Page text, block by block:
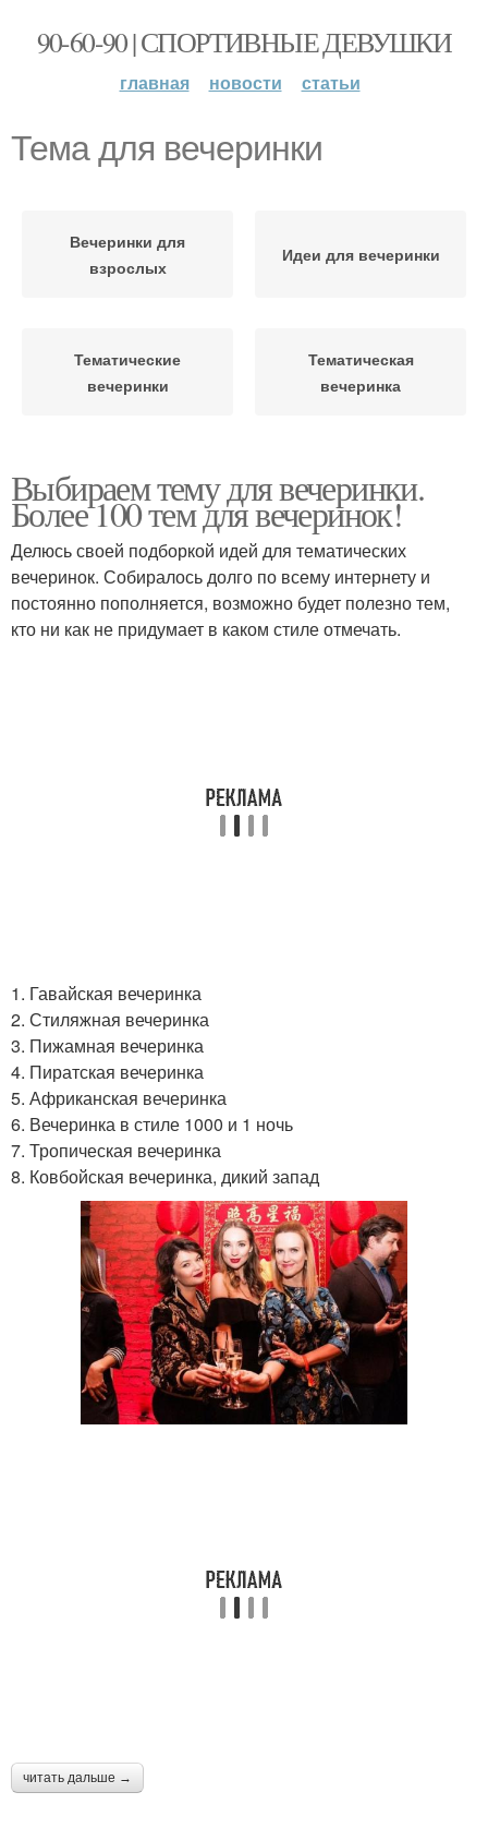
90-60-90 | СПОРТИВНЫЕ ДЕВУШКИ
главная новости статьи
Тема для вечеринки
Вечеринки для
взрослых
Идеи для вечеринки
Тематические
вечеринки
Тематическая
вечеринка
Выбираем тему для вечеринки.
Более 100 тем для вечеринок!
Делюсь своей подборкой идей для тематических
вечеринок. Собиралось долго по всему интернету и
постоянно пополняется, возможно будет полезно тем,
кто ни как не придумает в каком стиле отмечать.
1. Гавайская вечеринка
2. Стиляжная вечеринка
3. Пижамная вечеринка
4. Пиратская вечеринка
5. Африканская вечеринка
6. Вечеринка в стиле 1000 и 1 ночь
7. Тропическая вечеринка
8. Ковбойская вечеринка, дикий запад
читать дальше →